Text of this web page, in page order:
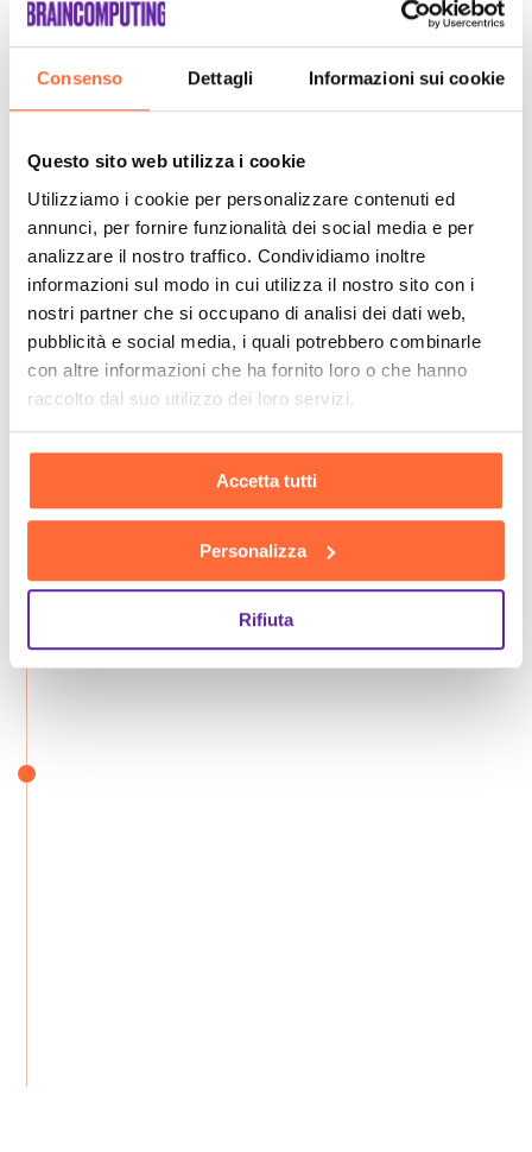
Consenso Dettagli Informazioni sui cookie
Questo sito web utilizza i cookie
Utilizziamo i cookie per personalizzare contenuti ed
annunci, per fornire funzionalità dei social media e per
analizzare il nostro traffico. Condividiamo inoltre
informazioni sul modo in cui utilizza il nostro sito con i
nostri partner che si occupano di analisi dei dati web,
pubblicità e social media, i quali potrebbero combinarle
con altre informazioni che ha fornito loro o che hanno
raccolto dal suo utilizzo dei loro servizi.
Accetta tutti
Personalizza
Rifiuta